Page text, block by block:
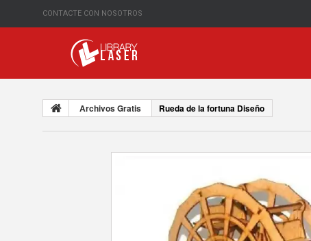
CONTACTE CON NOSOTROS
Archivos Gratis Rueda de la fortuna Diseño